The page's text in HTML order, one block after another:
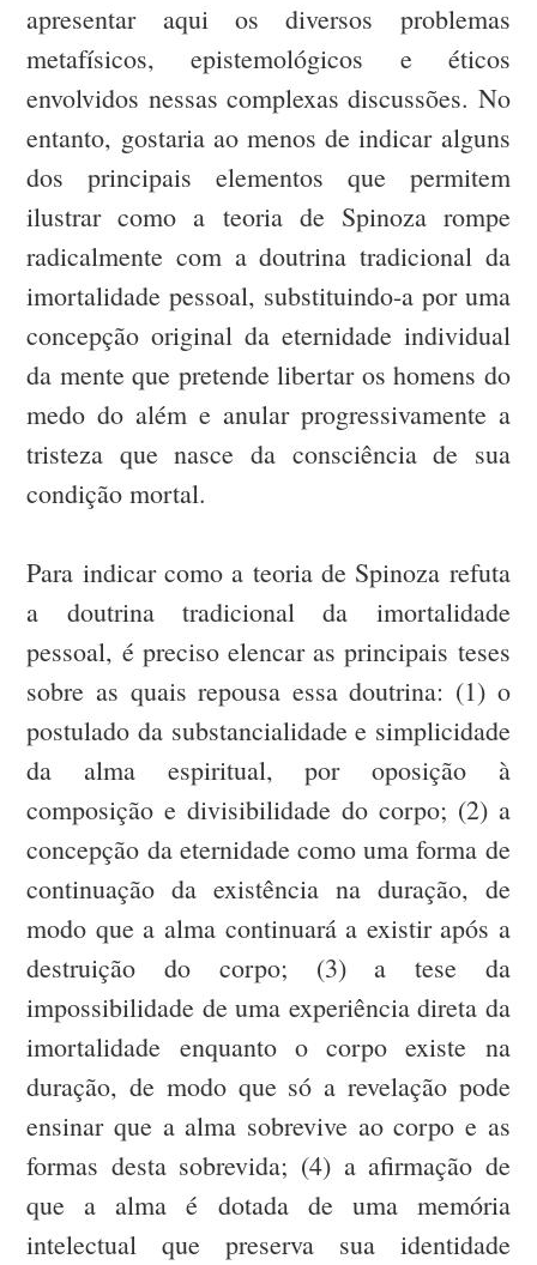
apresentar aqui os diversos problemas
metafísicos, epistemológicos e éticos
envolvidos nessas complexas discussões. No
entanto, gostaria ao menos de indicar alguns
dos principais elementos que permitem
ilustrar como a teoria de Spinoza rompe
radicalmente com a doutrina tradicional da
imortalidade pessoal, substituindo-a por uma
concepção original da eternidade individual
da mente que pretende libertar os homens do
medo do além e anular progressivamente a
tristeza que nasce da consciência de sua
condição mortal.
Para indicar como a teoria de Spinoza refuta
a doutrina tradicional da imortalidade
pessoal, é preciso elencar as principais teses
sobre as quais repousa essa doutrina: (1) o
postulado da substancialidade e simplicidade
da alma espiritual, por oposição à
composição e divisibilidade do corpo; (2) a
concepção da eternidade como uma forma de
continuação da existência na duração, de
modo que a alma continuará a existir após a
destruição do corpo; (3) a tese da
impossibilidade de uma experiência direta da
imortalidade enquanto o corpo existe na
duração, de modo que só a revelação pode
ensinar que a alma sobrevive ao corpo e as
formas desta sobrevida; (4) a afirmação de
que a alma é dotada de uma memória
intelectual que preserva sua identidade